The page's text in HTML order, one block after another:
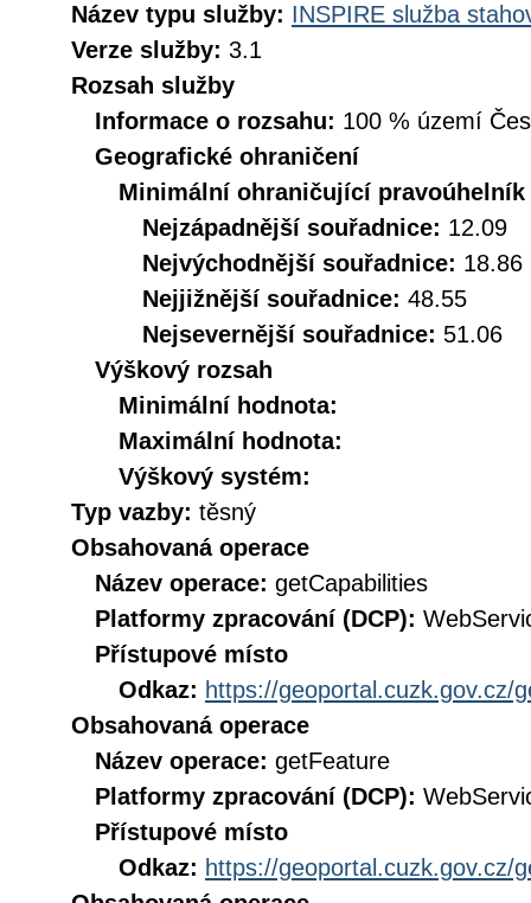
Název typu služby: INSPIRE služba
Verze služby: 3.1
Rozsah služby
Informace o rozsahu: 100 % území
Geografické ohraničení
Minimální ohraničující pravoúhelník
Nejzápadnější souřadnice: 12.09
Nejvýchodnější souřadnice: 18.86
Nejjižnější souřadnice: 48.55
Nejsevernější souřadnice: 51.06
Výškový rozsah
Minimální hodnota:
Maximální hodnota:
Výškový systém:
Typ vazby: těsný
Obsahovaná operace
Název operace: getCapabilities
Platformy zpracování (DCP):
Přístupové místo
Odkaz: https://geoportal.cuzk.gov.cz/
Obsahovaná operace
Název operace: getFeature
Platformy zpracování (DCP):
Přístupové místo
Odkaz: https://geoportal.cuzk.gov.cz/